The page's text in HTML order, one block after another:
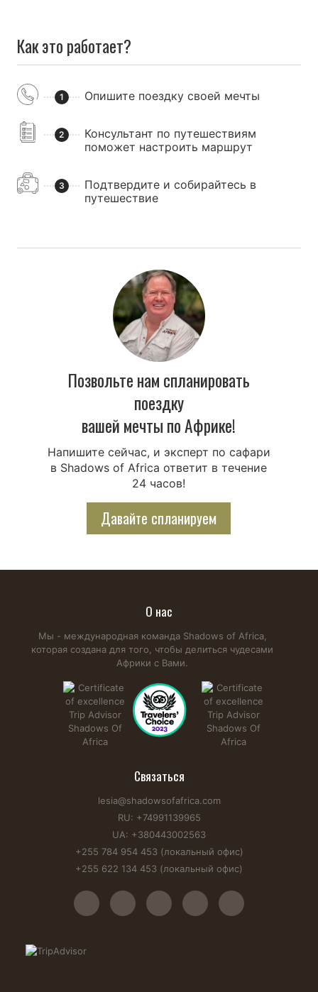
Как это работает?
1 Опишите поездку своей мечты
2
Консультант по путешествиям
поможет настроить маршрут
3
Подтвердите и собирайтесь в
путешествие
Позвольте нам спланировать
поездку
вашей мечты по Африке!
Напишите сейчас, и эксперт по сафари
в Shadows of Africa ответит в течение
24 часов!
Давайте спланируем
О нас
Мы - международная команда Shadows of Africa,
которая создана для того, чтобы делиться чудесами
Африки с Вами.
Связаться
lesia@shadowsofafrica.com
RU: +74991139965
UA: +380443002563
+255 784 954 453 (локальный офис)
+255 622 134 453 (локальный офис)